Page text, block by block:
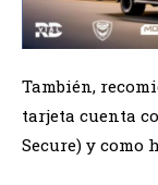
También,
tarjeta cuenta
Secure) y como